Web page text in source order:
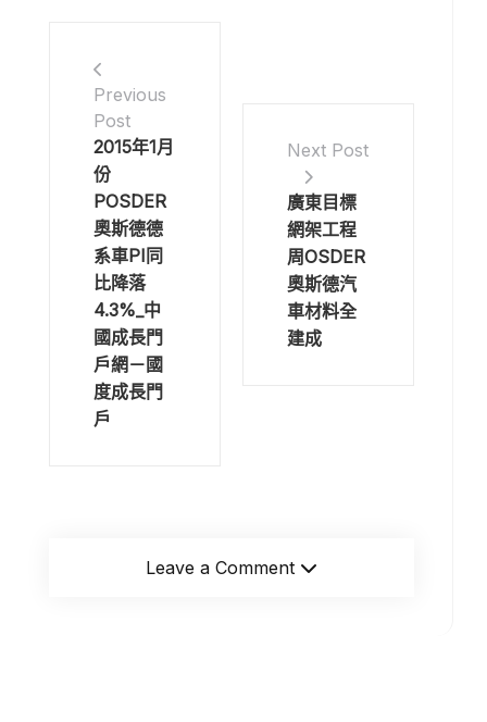
Previous
Post
2015年1月
份
POSDER
奧斯德德
系車PI同
比降落
4.3%_中
國成長門
戶網－國
度成長門
戶
Next Post
廣東目標
網架工程
周OSDER
奧斯德汽
車材料全
建成
Leave a Comment